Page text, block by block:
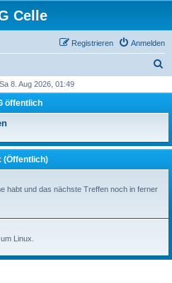
Celle
Anmelden
Registrieren
h
8. Aug 2026, 01:49
öffentlich
(Öffentlich)
habt und das nächste Treffen noch in ferner
Linux.